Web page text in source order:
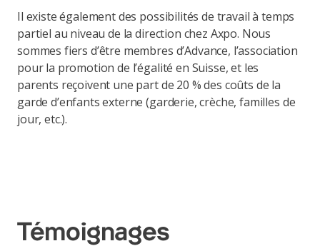
Il existe également des possibilités de travail à temps
partiel au niveau de la direction chez Axpo. Nous
sommes fiers d’être membres d’Advance, l’association
pour la promotion de l’égalité en Suisse, et les
parents reçoivent une part de 20 % des coûts de la
garde d’enfants externe (garderie, crèche, familles de
jour, etc.).
Témoignages